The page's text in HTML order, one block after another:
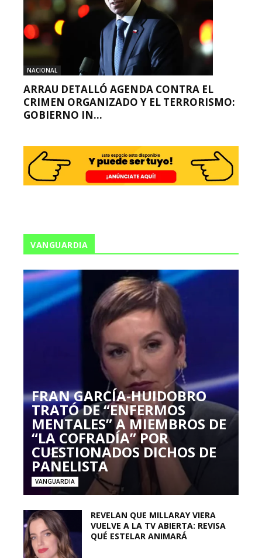
NACIONAL
ARRAU DETALLÓ AGENDA CONTRA EL
CRIMEN ORGANIZADO Y EL TERRORISMO:
GOBIERNO IN...
VANGUARDIA
FRAN GARCÍA-HUIDOBRO
TRATÓ DE “ENFERMOS
MENTALES” A MIEMBROS DE
“LA COFRADÍA” POR
CUESTIONADOS DICHOS DE
PANELISTA
VANGUARDIA
REVELAN QUE MILLARAY VIERA
VUELVE A LA TV ABIERTA: REVISA
QUÉ ESTELAR ANIMARÁ